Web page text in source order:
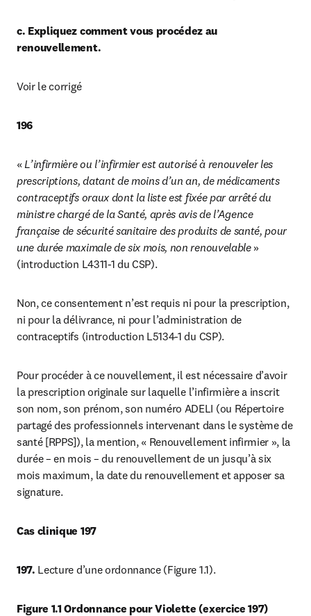
c. Expliquez comment vous procédez au
renouvellement.
Voir le corrigé
196
« L’infirmière ou l’infirmier est autorisé à renouveler les
prescriptions, datant de moins d’un an, de médicaments
contraceptifs oraux dont la liste est fixée par arrêté du
ministre chargé de la Santé, après avis de l’Agence
française de sécurité sanitaire des produits de santé, pour
une durée maximale de six mois, non renouvelable »
(introduction L4311-1 du CSP).
Non, ce consentement n’est requis ni pour la prescription,
ni pour la délivrance, ni pour l’administration de
contraceptifs (introduction L5134-1 du CSP).
Pour procéder à ce nouvellement, il est nécessaire d’avoir
la prescription originale sur laquelle l’infirmière a inscrit
son nom, son prénom, son numéro ADELI (ou Répertoire
partagé des professionnels intervenant dans le système de
santé [RPPS]), la mention, « Renouvellement infirmier », la
durée – en mois – du renouvellement de un jusqu’à six
mois maximum, la date du renouvellement et apposer sa
signature.
Cas clinique 197
197. Lecture d’une ordonnance (Figure 1.1).
Figure 1.1 Ordonnance pour Violette (exercice 197)